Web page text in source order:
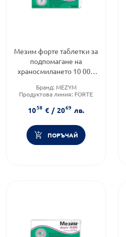
Мезим форте таблетки за
подпомагане на
храносмилането 10 000
Бранд: MEZYM
Продуктова линия: FORTE
1058 € / 2069 лв.
ПОРЪЧАЙ